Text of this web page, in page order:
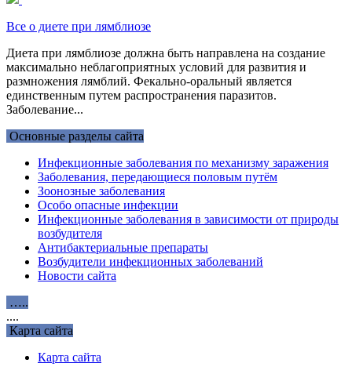
Все о диете при лямблиозе
Диета при лямблиозе должна быть направлена на создание
максимально неблагоприятных условий для развития и
размножения лямблий. Фекально-оральный является
единственным путем распространения паразитов.
Заболевание...
Основные разделы сайта
Инфекционные заболевания по механизму заражения
Заболевания, передающиеся половым путём
Зоонозные заболевания
Особо опасные инфекции
Инфекционные заболевания в зависимости от природы
возбудителя
Антибактериальные препараты
Возбудители инфекционных заболеваний
Новости сайта
…..
....
Карта сайта
Карта сайта